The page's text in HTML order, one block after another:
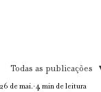
Todas as publicações
26 de mai. 4 min de leitura